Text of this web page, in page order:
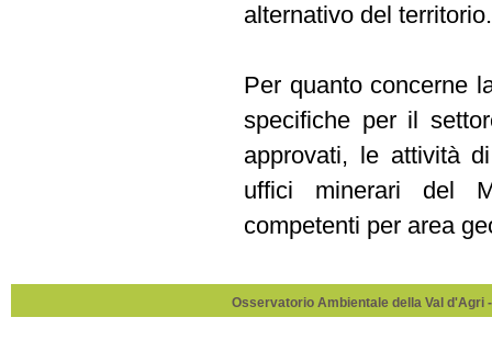
alternativo del territorio.
Per quanto concerne
specifiche per il
approvati, le attività
uffici minerari del
competenti per area
Osservatorio Ambientale della Val d'Agri